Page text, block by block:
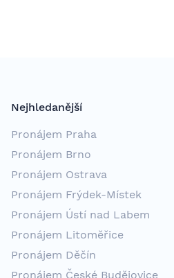
Nejhledanější
Pronájem Praha
Pronájem Brno
Pronájem Ostrava
Pronájem Frýdek-Místek
Pronájem Ústí nad Labem
Pronájem Litoměřice
Pronájem Děčín
Pronájem České Budějovice